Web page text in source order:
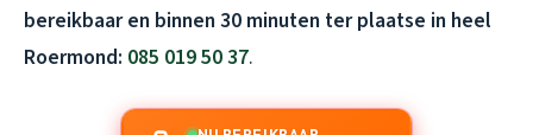
bereikbaar en binnen 30 minuten ter plaatse in heel
Roermond: 085 019 50 37.